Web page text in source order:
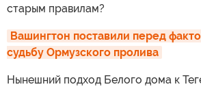
старым правилам?
Вашингтон поставили перед
судьбу Ормузского пролива
Нынешний подход Белого дома к